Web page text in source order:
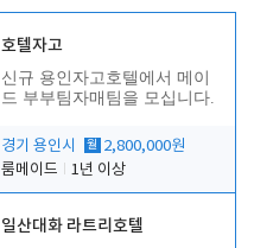
호텔자고
신규 용인자고호텔에서 메이
드 부부팀자매팀을 모십니다.
경기 용인시 월 2,800,000원
룸메이드
1년 이상
일산대화 라트리호텔